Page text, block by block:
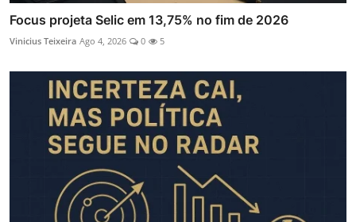
Focus projeta Selic em 13,75% no fim de 2026
Vinicius Teixeira Ago 4, 2026 0 5